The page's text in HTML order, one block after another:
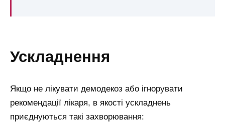
ускладнення
Якщо не лікувати демодекоз або ігнорувати
рекомендації лікаря, в якості ускладнень
приєднуються такі захворювання: